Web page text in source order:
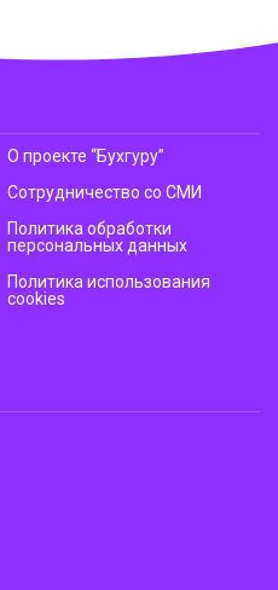
О проекте “Бухгуру”
Сотрудничество со СМИ
Политика обработки
персональных данных
Политика использования
cookies